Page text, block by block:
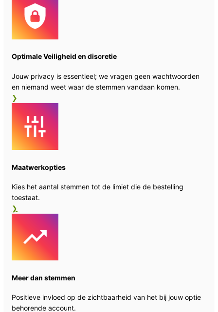
Optimale Veiligheid en discretie
Jouw privacy is essentieel; we vragen geen wachtwoorden
en niemand weet waar de stemmen vandaan komen.
❯
Maatwerkopties
Kies het aantal stemmen tot de limiet die de bestelling
toestaat.
❯
Meer dan stemmen
Positieve invloed op de zichtbaarheid van het bij jouw optie
behorende account.